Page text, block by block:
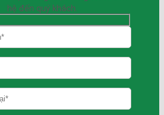
hệ đến quý khách.